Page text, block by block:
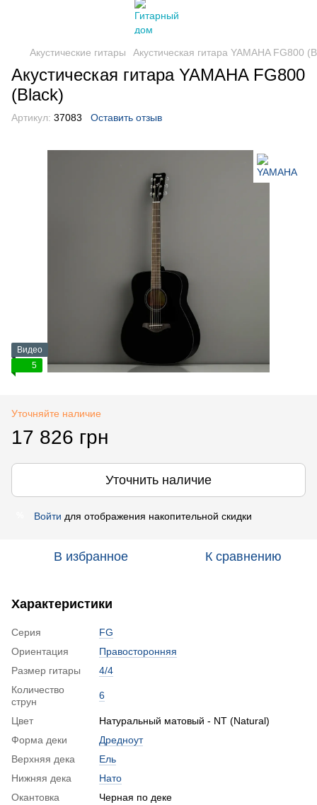
Акустические гитары Акустическая гитара YAMAHA FG800
Акустическая гитара YAMAHA FG800
(Black)
Артикул: 37083 Оставить отзыв
Видео
5
Уточняйте наличие
17 826 грн
Уточнить наличие
Войти для отображения накопительной скидки
В избранное К сравнению
Характеристики
Серия
FG
Ориентация
Правосторонняя
Размер гитары
4/4
Количество
струн
6
Цвет
Натуральный матовый - NT (Natural)
Форма деки
Дредноут
Верхняя дека
Ель
Нижняя дека
Нато
Окантовка
Черная по деке